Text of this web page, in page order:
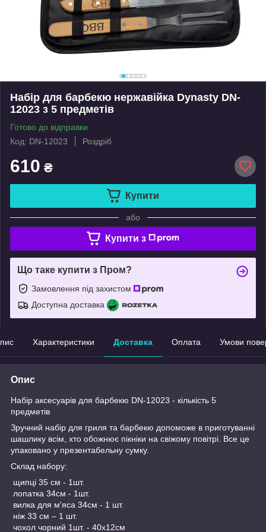
Набір для барбекю нержавійка Dynasty DN-
12023 з 5 предметів
Готово до відправки
Код: DN-12023
Роздріб
610 ₴
Купити
або
Купити з
Що таке купити з Пром?
Замовлення під захистом
Доступна доставка
Характеристики Доставка Оплата Умови
Опис
Набір аксесуарів для барбекю DN-12023 - кількість 5
предметів
Зручний набір для гриля та барбекю допоможе в приготуванні
шашлику всім, хто обожнює пікніки на свіжому повітрі. Все це
упаковано у презентабельну сумку.
Склад набору:
щипці 35 см - 1шт.
лопатка 34см - 1шт.
вилка для м'яса 34см - 1 шт.
ніж 33 см – 1 шт.
чохол чорний 1шт. - 40х12см